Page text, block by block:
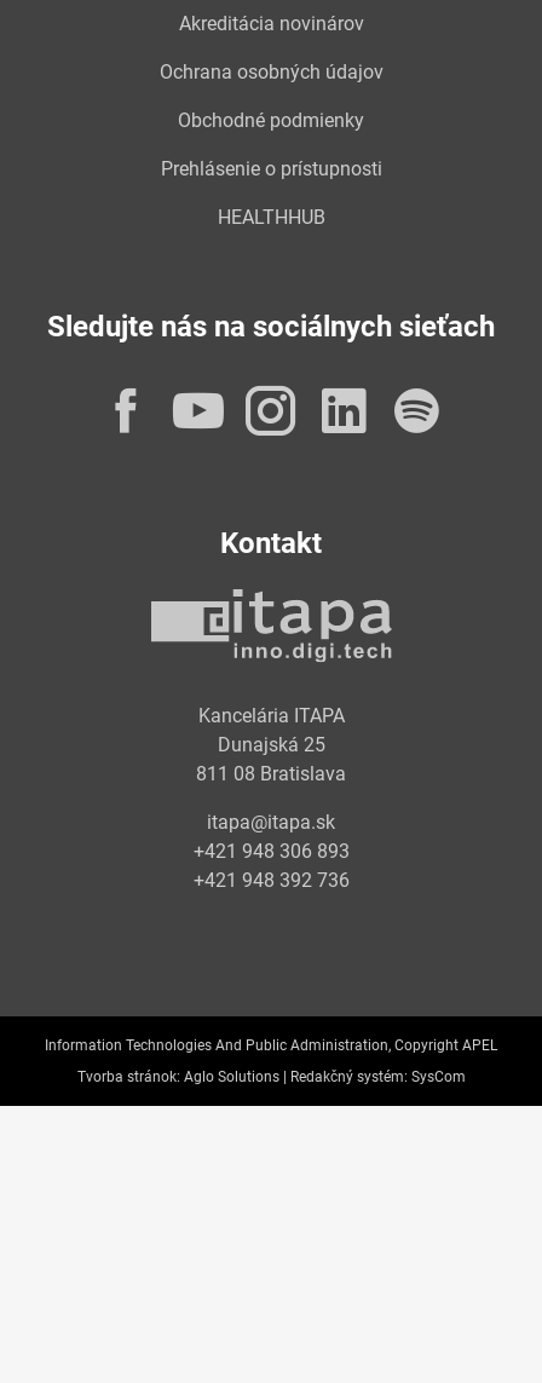
Akreditácia novinárov
Ochrana osobných údajov
Obchodné podmienky
Prehlásenie o prístupnosti
HEALTHHUB
Sledujte nás na sociálnych sieťach
Facebook
YouTube
Instagram
Kontakt
Kancelária ITAPA
Dunajská 25
811 08 Bratislava
itapa@itapa.sk
+421 948 306 893
+421 948 392 736
Information Technologies And Public Administration, Copyright APEL
Tvorba stránok: Aglo Solutions | Redakčný systém: SysCom